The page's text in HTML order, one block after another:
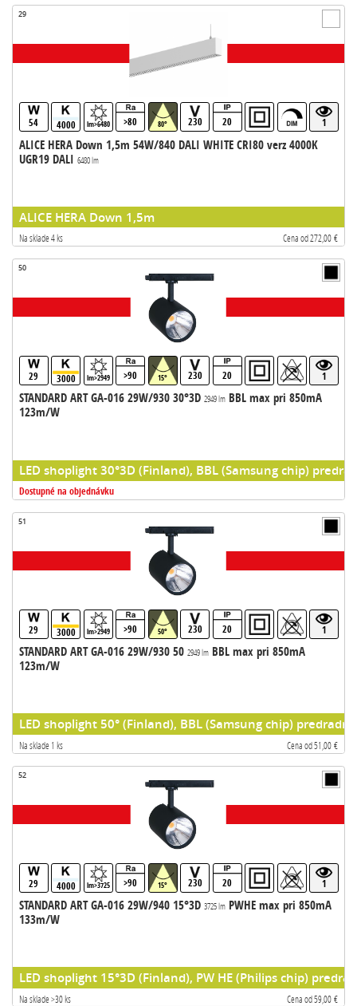
29
54 4000 lm>6480 >80 80° 230 20 1
ALICE HERA Down 1,5m 54W/840 DALI WHITE CRI80 verz 4000K
UGR19 DALI 6480 lm
ALICE HERA Down 1,5m
Na sklade 4 ks Cena od 272,00 €
50
29 3000 lm>2949 >90 15° 230 20 1
STANDARD ART GA-016 29W/930 30°3D 2949 lmBBL max pri 850mA
123m/W
LED shoplight 30°3D (Finland), BBL (Samsung chip)
Dostupné na objednávku
51
29 3000 lm>2949 >90 50° 230 20 1
STANDARD ART GA-016 29W/930 50 2949 lmBBL max pri 850mA
123m/W
LED shoplight 50° (Finland), BBL (Samsung chip)
Na sklade 1 ks Cena od 51,00 €
52
29 4000 lm>3725 >90 15° 230 20 1
STANDARD ART GA-016 29W/940 15°3D 3725 lmPWHE max pri 850mA
133m/W
LED shoplight 15°3D (Finland), PW HE (Philips chip)
Na sklade >30 ks Cena od 59,00 €